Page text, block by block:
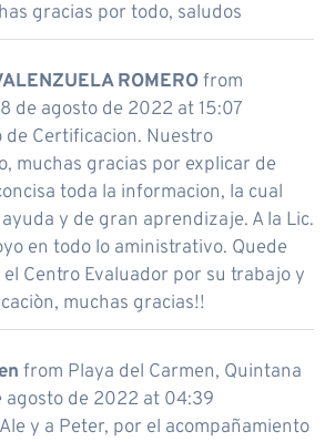
gracias por todo, saludos
ROMEROfrom
de agosto de 2022 at 15:07
de Certificacion. Nuestro
muchas gracias por explicar de
toda la informacion, la cual
y de gran aprendizaje. A la Lic.
en todo lo aministrativo. Quede
Centro Evaluador por su trabajo y
muchas gracias!!
from Playa del Carmen, Quintana
agosto de 2022 at 04:39
y a Peter, por el acompañamiento